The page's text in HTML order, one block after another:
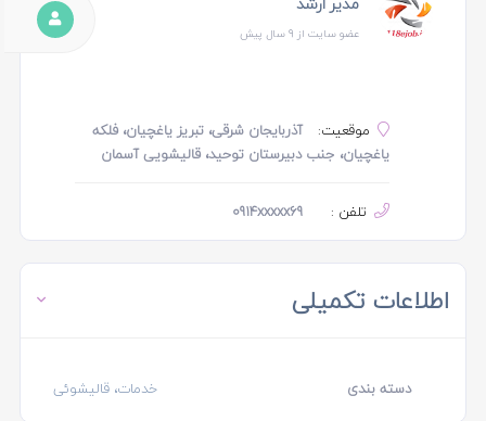
عضو سایت از 9 سال پیش
موقعیت:
آذربایجان شرقی، تبریز یاغچیان، فلکه
یاغچیان، جنب دبیرستان توحید، قالیشویی آسمان
تلفن : 0914xxxxx69
اطلاعات تکمیلی
دسته بندی خدمات، قالیشوئی